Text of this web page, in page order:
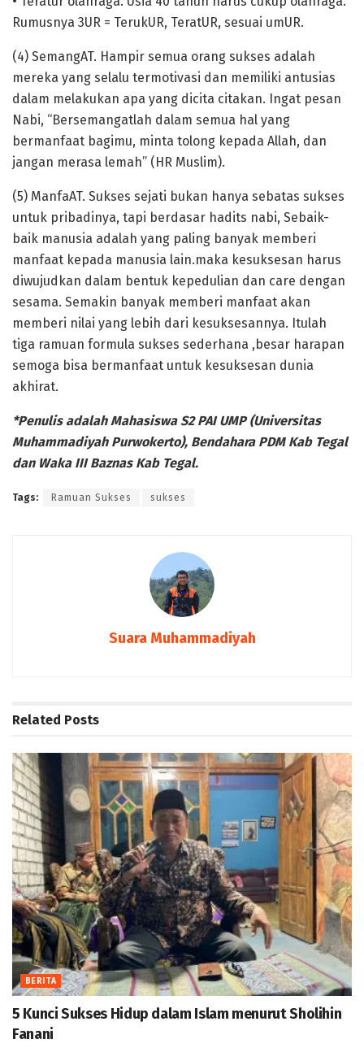
Rumusnya 3UR = TerukUR, TeratUR, sesuai umUR.
(4) SemangAT. Hampir semua orang sukses adalah
mereka yang selalu termotivasi dan memiliki antusias
dalam melakukan apa yang dicita citakan. Ingat pesan
Nabi, “Bersemangatlah dalam semua hal yang
bermanfaat bagimu, minta tolong kepada Allah, dan
jangan merasa lemah” (HR Muslim).
(5) ManfaAT. Sukses sejati bukan hanya sebatas sukses
untuk pribadinya, tapi berdasar hadits nabi, Sebaik-
baik manusia adalah yang paling banyak memberi
manfaat kepada manusia lain.maka kesuksesan harus
diwujudkan dalam bentuk kepedulian dan care dengan
sesama. Semakin banyak memberi manfaat akan
memberi nilai yang lebih dari kesuksesannya. Itulah
tiga ramuan formula sukses sederhana ,besar harapan
semoga bisa bermanfaat untuk kesuksesan dunia
akhirat.
*Penulis adalah Mahasiswa S2 PAI UMP (Universitas
Muhammadiyah Purwokerto), Bendahara PDM Kab Tegal
dan Waka III Baznas Kab Tegal.
Tags: Ramuan Sukses sukses
Suara Muhammadiyah
Related Posts
BERITA
5 Kunci Sukses Hidup dalam Islam menurut Sholihin
Fanani